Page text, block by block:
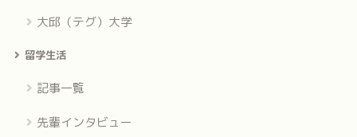
大邱（テグ）大学
留学生活
記事一覧
先輩インタビュー